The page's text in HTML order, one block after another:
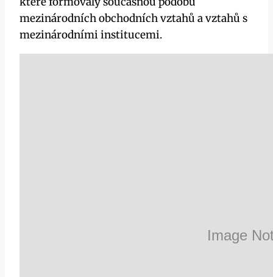
mezinárodních obchodních vztahů a vztahů s
mezinárodními institucemi.